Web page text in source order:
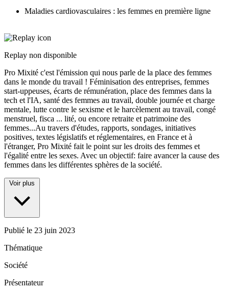
Maladies cardiovasculaires : les femmes en première ligne
Replay non disponible
Pro Mixité c'est l'émission qui nous parle de la place des femmes
dans le monde du travail ! Féminisation des entreprises, femmes
start-uppeuses, écarts de rémunération, place des femmes dans la
tech et l'IA, santé des femmes au travail, double journée et charge
mentale, lutte contre le sexisme et le harcèlement au travail, congé
menstruel, fisca ... lité, ou encore retraite et patrimoine des
femmes...Au travers d'études, rapports, sondages, initiatives
positives, textes législatifs et réglementaires, en France et à
l'étranger, Pro Mixité fait le point sur les droits des femmes et
l'égalité entre les sexes. Avec un objectif: faire avancer la cause des
femmes dans les différentes sphères de la société.
Voir plus
Publié le 23 juin 2023
Thématique
Société
Présentateur